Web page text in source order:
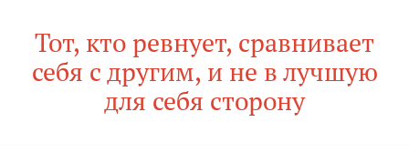
Тот, кто ревнует, сравнивает
себя с другим, и не в лучшую
для себя сторону